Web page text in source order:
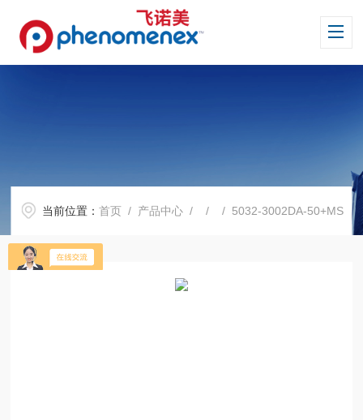
当前位置：首页 / 产品中心 / / / 5032-3002DA-50+MS